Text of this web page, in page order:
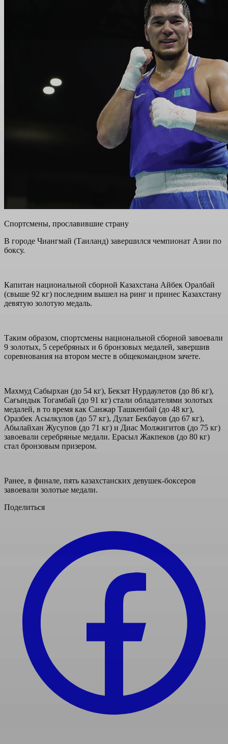
Спортсмены, прославившие страну
В городе Чиангмай (Таиланд) завершился чемпионат Азии по
боксу.
Капитан национальной сборной Казахстана Айбек Оралбай
(свыше 92 кг) последним вышел на ринг и принес Казахстану
девятую золотую медаль.
Таким образом, спортсмены национальной сборной завоевали
9 золотых, 5 серебряных и 6 бронзовых медалей, завершив
соревнования на втором месте в общекомандном зачете.
Махмуд Сабырхан (до 54 кг), Бекзат Нурдаулетов (до 86 кг),
Сағындык Тогамбай (до 91 кг) стали обладателями золотых
медалей, в то время как Санжар Ташкенбай (до 48 кг),
Оразбек Асылкулов (до 57 кг), Дулат Бекбауов (до 67 кг),
Абылайхан Жусупов (до 71 кг) и Диас Молжигитов (до 75 кг)
завоевали серебряные медали. Ерасыл Жакпеков (до 80 кг)
стал бронзовым призером.
Ранее, в финале, пять казахстанских девушек-боксеров
завоевали золотые медали.
Поделиться